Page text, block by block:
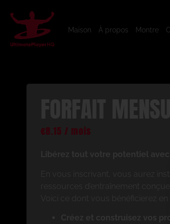
Maison À propos Montre
€8.15 / mois
ressources d’entraînement
Voici ce dont vous bénéficierez